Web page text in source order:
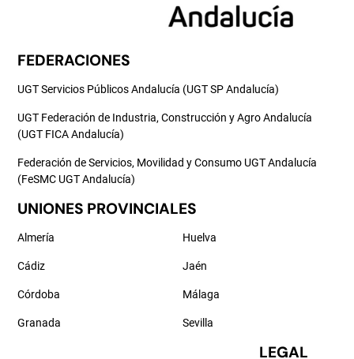
FEDERACIONES
UGT Servicios Públicos Andalucía (UGT SP Andalucía)
UGT Federación de Industria, Construcción y Agro Andalucía
(UGT FICA Andalucía)
Federación de Servicios, Movilidad y Consumo UGT Andalucía
(FeSMC UGT Andalucía)
UNIONES PROVINCIALES
Almería
Cádiz
Córdoba
Granada
Huelva
Jaén
Málaga
Sevilla
LEGAL